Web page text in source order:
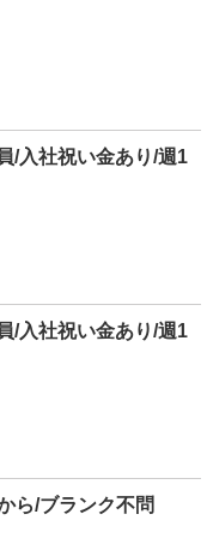
/入社祝い金あり/週1
/入社祝い金あり/週1
ら/ブランク不問